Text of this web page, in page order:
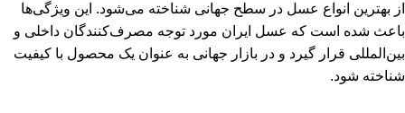
از بهترین انواع عسل در سطح جهانی شناخته می‌شود. این ویژگی‌ها
باعث شده است که عسل ایران مورد توجه مصرف‌کنندگان داخلی و
بین‌المللی قرار گیرد و در بازار جهانی به عنوان یک محصول با کیفیت
شناخته شود.